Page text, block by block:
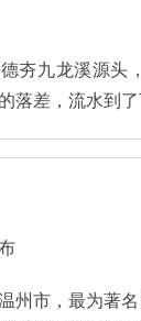
夯九龙溪源头
落差，流水到了
州市，最为著